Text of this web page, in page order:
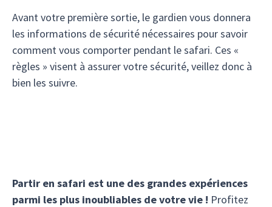
Avant votre première sortie, le gardien vous donnera
les informations de sécurité nécessaires pour savoir
comment vous comporter pendant le safari. Ces «
règles » visent à assurer votre sécurité, veillez donc à
bien les suivre.
Partir en safari est une des grandes expériences
parmi les plus inoubliables de votre vie ! Profitez